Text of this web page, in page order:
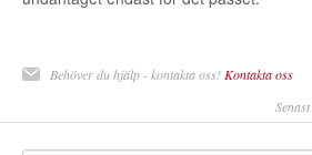
Behöver du hjälp - kontakta oss! Kontakta oss